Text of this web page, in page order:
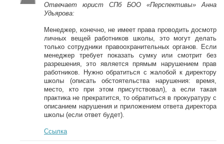
Отвечает юрист СПб БОО «Перспективы» Анна
Удьярова:
Менеджер, конечно, не имеет права проводить досмотр
личных вещей работников школы, это могут делать
только сотрудники правоохранительных органов. Если
менеджер требует показать сумку или смотрит без
разрешения, это является прямым нарушением прав
работников. Нужно обратиться с жалобой к директору
школы (описать обстоятельства нарушения: время,
место, кто при этом присутствовал), а если такая
практика не прекратится, то обратиться в прокуратуру с
описанием нарушения и приложением ответа директора
школы (если ответ будет).
Ссылка